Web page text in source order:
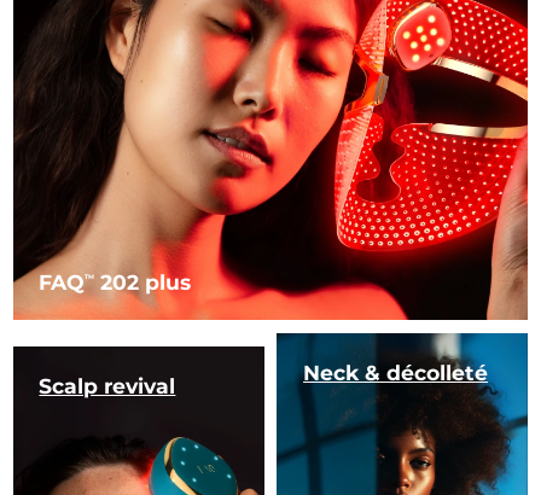
FAQTM 202 plus
Scalp revival
Neck & décolleté